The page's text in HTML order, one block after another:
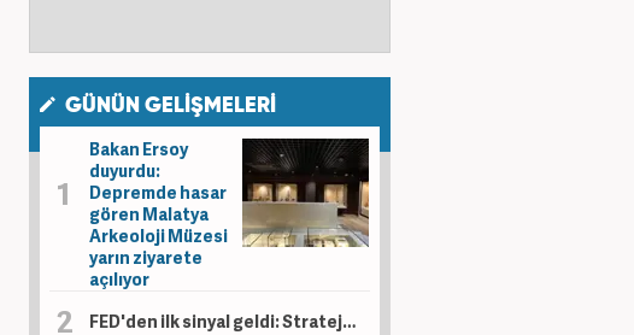
GÜNÜN GELİŞMELERİ
Bakan Ersoy
duyurdu:
Depremde hasar
gören Malatya
Arkeoloji Müzesi
yarın ziyarete
açılıyor
FED'den ilk sinyal geldi: Stratejiyi değiştiriyorlar!